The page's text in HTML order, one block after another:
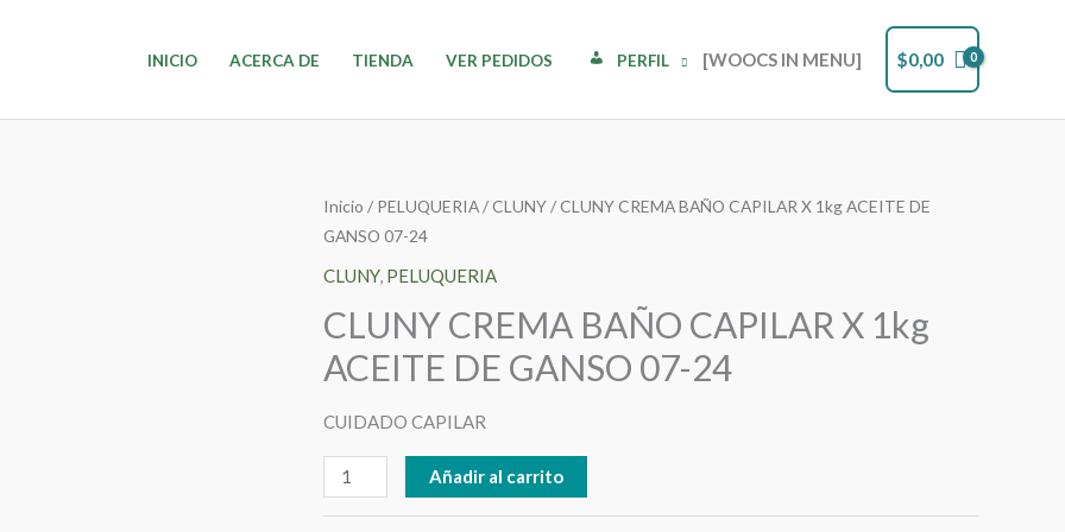
INICIO ACERCA DE TIENDA VER PEDIDOS PERFIL [WOOCS IN MENU] $0,00
Inicio / PELUQUERIA/CLUNY/ CLUNY CREMA BAÑO CAPILAR X 1kg ACEITE DE
GANSO 07-24
CLUNY, PELUQUERIA
CLUNY CREMA BAÑO CAPILAR X 1kg
ACEITE DE GANSO 07-24
CUIDADO CAPILAR
CLUNY
CREMA
BAÑO
X
1kg
DE
GANSO
07-
Añadir al carrito